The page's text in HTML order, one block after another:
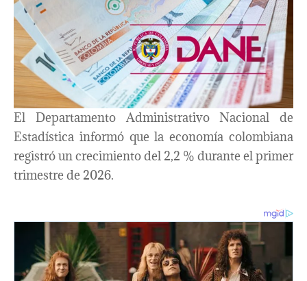
El Departamento Administrativo Nacional de
Estadística informó que la economía colombiana
registró un crecimiento del 2,2 % durante el primer
trimestre de 2026.